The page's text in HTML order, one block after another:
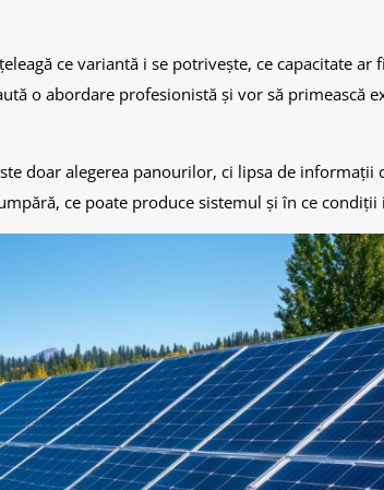
ce variantă i se potrivește, ce capacitate ar
o abordare profesionistă și vor să primească
doar alegerea panourilor, ci lipsa de informații
ce poate produce sistemul și în ce